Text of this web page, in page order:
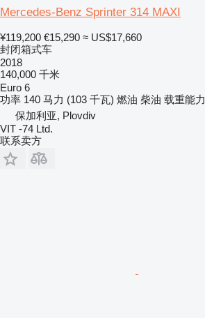
Mercedes-Benz Sprinter 314 MAXI
¥119,200 €15,290 ≈ US$17,660
封闭箱式车
2018
140,000 千米
Euro 6
功率 140 马力 (103 千瓦) 燃油 柴油 载重能力
保加利亚, Plovdiv
VIT -74 Ltd.
联系卖方